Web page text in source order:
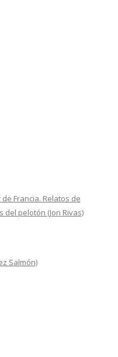
Francia. Relatos de
del pelotón (Jon Rivas)
Salmón)